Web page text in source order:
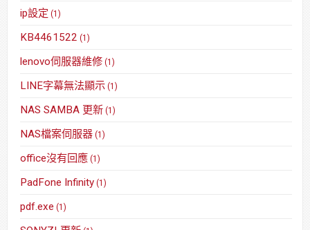
ip設定 (1)
KB4461522 (1)
lenovo伺服器維修 (1)
LINE字幕無法顯示 (1)
NAS SAMBA 更新 (1)
NAS檔案伺服器 (1)
office沒有回應 (1)
PadFone Infinity (1)
pdf.exe (1)